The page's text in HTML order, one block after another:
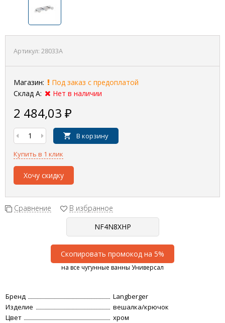
Артикул: 28033A
Магазин:
Под заказ с предоплатой
Склад А:
Нет в наличии
2 484,03 ₽
В корзину
Купить в 1 клик
Хочу скидку
Сравнение В избранное
Скопировать промокод на 5%
на все чугунные ванны Универсал
Бренд
Langberger
Изделие
вешалка/крючок
Цвет
хром